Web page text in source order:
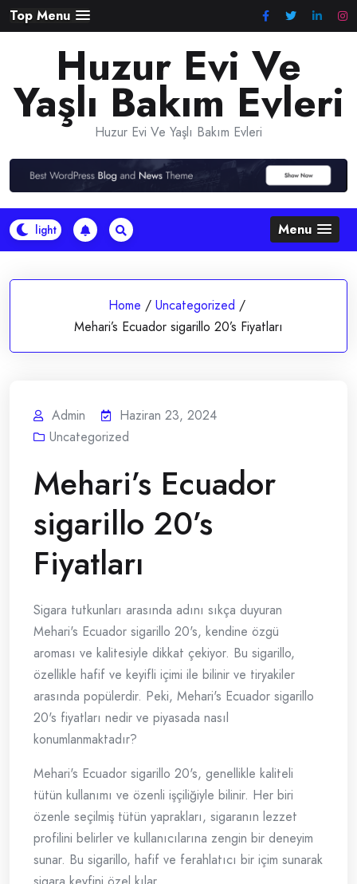
Skip
to
Top Menu
Huzur Evi Ve
Yaşlı Bakım Evleri
Huzur Evi Ve Yaşlı Bakım Evleri
Menu
Home / Uncategorized /
Mehari’s Ecuador sigarillo 20’s Fiyatları
Admin
Haziran 23, 2024
Uncategorized
Mehari’s Ecuador
sigarillo 20’s
Fiyatları
Sigara tutkunları arasında adını sıkça duyuran
Mehari's Ecuador sigarillo 20's, kendine özgü
aroması ve kalitesiyle dikkat çekiyor. Bu sigarillo,
özellikle hafif ve keyifli içimi ile bilinir ve tiryakiler
arasında popülerdir. Peki, Mehari's Ecuador sigarillo
20's fiyatları nedir ve piyasada nasıl
konumlanmaktadır?
Mehari's Ecuador sigarillo 20's, genellikle kaliteli
tütün kullanımı ve özenli işçiliğiyle bilinir. Her biri
özenle seçilmiş tütün yaprakları, sigaranın lezzet
profilini belirler ve kullanıcılarına zengin bir deneyim
sunar. Bu sigarillo, hafif ve ferahlatıcı bir içim sunarak